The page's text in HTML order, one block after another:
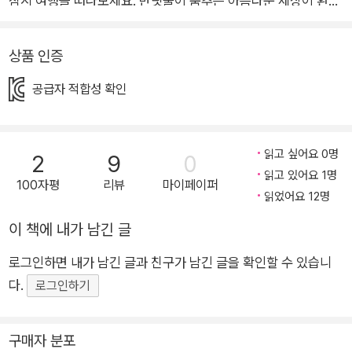
니다. 숲에 어둠이 내리고 별이 떠오릅니다. 엄마 부엉이와 아기
입니다. 스스로 빛을 내 짝을 찾는 반딧불이입니다. 반딧불이의
는 환상적인 콜라주 기법으로 반딧불이의 마법을 그리며, 함께 공
존하며 살아가는 인류의 희망찬 미래를 꿈꾸게 합니다. “별처럼
요.” 반짝반짝 반딧불이가 춤추는 아름다운 세상, 생명의 소중함
화로운 자연으로 잠시 여행을 떠나보세요. 반딧불이가 춤추는 아
름다운 세상이 환상적으로 펼쳐지며, 생명의 소중함과 공존을 이
이기 시작하는 순간부터 수많은 반딧불이가 황홀한 춤을 선물하
상품 인증
공급자 적합성 확인
2
100자평
9
리뷰
0
마이페이퍼
읽고 싶어요 0명
읽고 있어요 1명
읽었어요 12명
이 책에 내가 남긴 글
로그인하면 내가 남긴 글과 친구가 남긴 글을 확인할 수 있습니
다.
로그인하기
구매자 분포